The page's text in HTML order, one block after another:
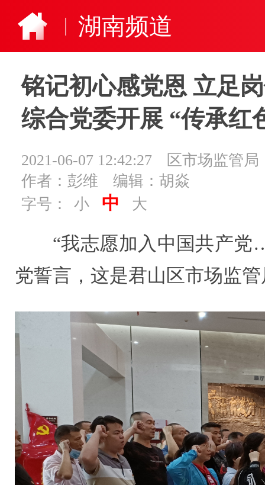
湖南频道
铭记初心感党恩 立足
综合党委开展 “传承红
2021-06-07 12:42:27
区市场监管局
作者：彭维
编辑：胡焱
字号：
小 中 大
“我志愿加入中国共产
党誓言，这是君山区市场监